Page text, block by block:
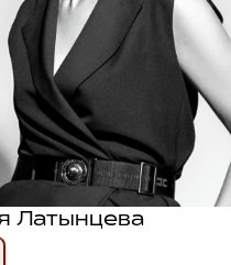
Латынцева